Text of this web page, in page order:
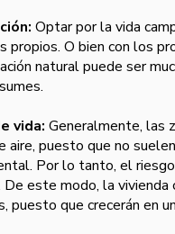
Optar por la vida
propios. O bien con los
natural puede ser
vida: Generalmente, las
aire, puesto que no
Por lo tanto, el
este modo, la
puesto que crecerán en